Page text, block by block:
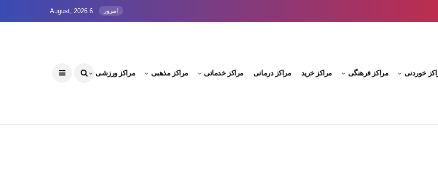
امروز 6 August, 2026
خوردنی مراکز فرهنگی مراکز خرید مراکز درمانی مراکز خدماتی مراکز مذهبی مراکز ورزشی